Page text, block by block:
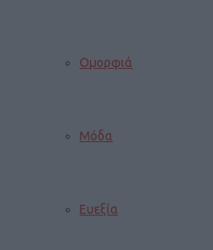
Ομορφιά
Μόδα
Ευεξία